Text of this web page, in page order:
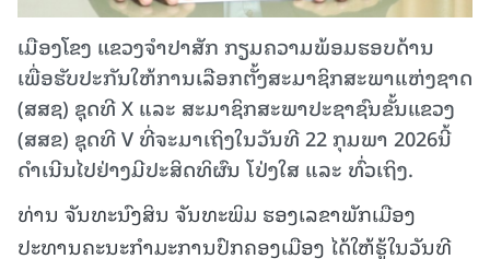
ເມືອງໂຂງ ແຂວງຈຳປາສັກ ກຽມຄວາມພ້ອມຮອບດ້ານ
ເພື່ອຮັບປະກັນໃຫ້ການເລືອກຕັ້ງສະມາຊິກສະພາແຫ່ງຊາດ
(ສສຊ) ຊຸດທີ X ແລະ ສະມາຊິກສະພາປະຊາຊົນຂັ້ນແຂວງ
(ສສຂ) ຊຸດທີ V ທີ່ຈະມາເຖິງໃນວັນທີ 22 ກຸມພາ 2026ນີ້
ດຳເນີນໄປຢ່າງມີປະສິດທິຜົນ ໂປ່ງໃສ ແລະ ທົ່ວເຖິງ.
ທ່ານ ຈັນທະນົງສິນ ຈັນທະພິມ ຮອງເລຂາພັກເມືອງ
ປະທານຄະນະກຳມະການປົກຄອງເມືອງ ໄດ້ໃຫ້ຮູ້ໃນວັນທີ